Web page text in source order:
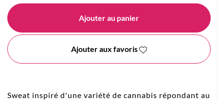
Ajouter au panier
Ajouter aux favoris
Sweat inspiré d'une variété de cannabis répondant au